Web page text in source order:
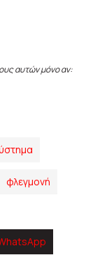
αυτών μόνο αν:
φλεγμονή